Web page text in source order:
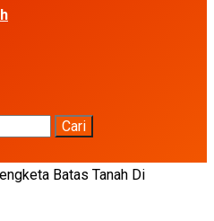
Batas Tanah Di